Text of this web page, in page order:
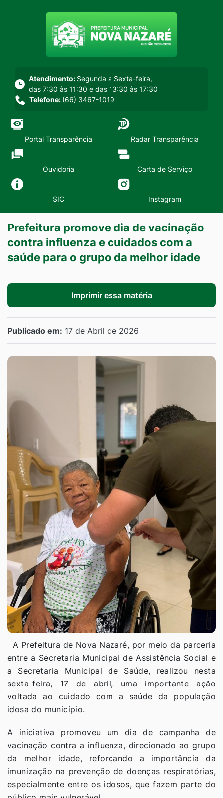
Seção do menu principal
Atendimento: Segunda a Sexta-feira,
das 7:30 às 11:30 e das 13:30 às 17:30
Telefone: (66) 3467-1019
Portal Transparência Radar Transparência
Ouvidoria Carta de Serviço
SIC Instagram
Prefeitura promove dia de vacinação
contra influenza e cuidados com a
saúde para o grupo da melhor idade
Imprimir essa matéria
Publicado em: 17 de Abril de 2026
A Prefeitura de Nova Nazaré, por meio da parceria
entre a Secretaria Municipal de Assistência Social e
a Secretaria Municipal de Saúde, realizou nesta
sexta-feira, 17 de abril, uma importante ação
voltada ao cuidado com a saúde da população
idosa do município.
A iniciativa promoveu um dia de campanha de
vacinação contra a influenza, direcionado ao grupo
da melhor idade, reforçando a importância da
imunização na prevenção de doenças respiratórias,
especialmente entre os idosos, que fazem parte do